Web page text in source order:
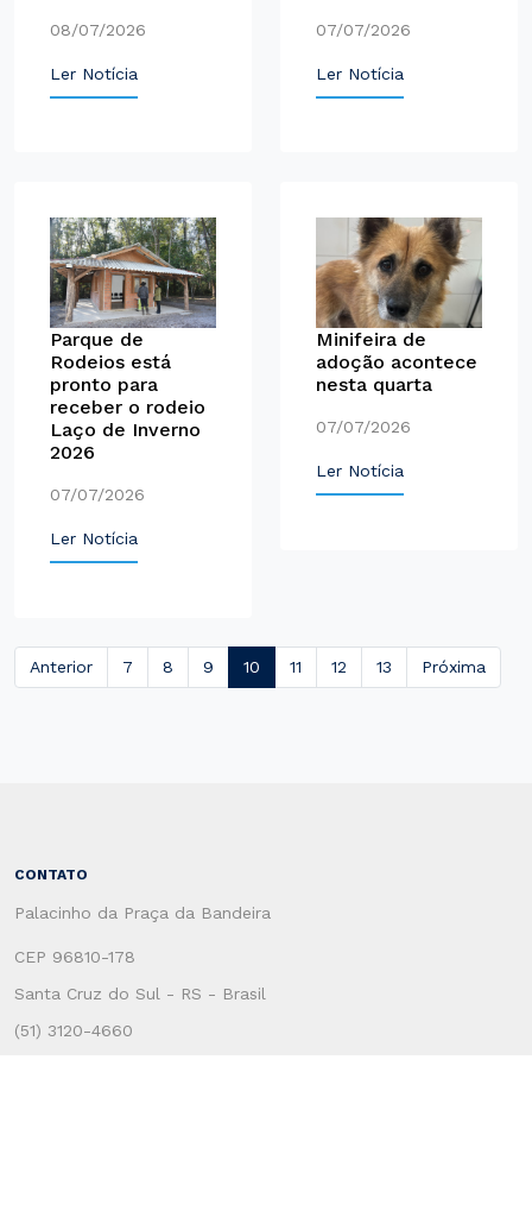
08/07/2026
Ler Notícia
07/07/2026
Ler Notícia
Parque de
Rodeios está
pronto para
receber o rodeio
Laço de Inverno
2026
07/07/2026
Ler Notícia
Minifeira de
adoção acontece
nesta quarta
07/07/2026
Ler Notícia
Anterior 7 8 9 10 11 12 13 Próxima
CONTATO
Palacinho da Praça da Bandeira
CEP 96810-178
Santa Cruz do Sul - RS - Brasil
(51) 3120-4660